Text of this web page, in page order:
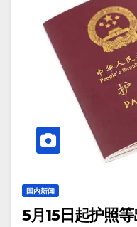
国内新闻
5月15日起护照